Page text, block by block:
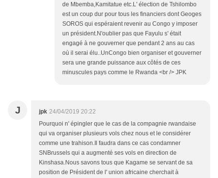
de Mbemba,Kamitatue etc.L' élection de Tshilombo
est un coup dur pour tous les financiers dont Geoges
SOROS qui espéraient revenir au Congo y imposer
un président.N'oublier pas que Fayulu s' était
engagé à ne gouverner que pendant 2 ans au cas
où il serai élu..UnCongo bien organiser et gouverner
sera une grande puissance aux côtés de ces
minuscules pays comme le Rwanda <br /> JPK
J jpk 24/04/2019 20:22
Pourquoi n' épingler que le cas de la compagnie rwandaise
qui va organiser plusieurs vols chez nous et le considérer
comme une trahison.Il faudra dans ce cas condamner
SNBrussels qui a augmenté ses vols en direction de
Kinshasa.Nous savons tous que Kagame se servant de sa
position de Président de l' union africaine cherchait à